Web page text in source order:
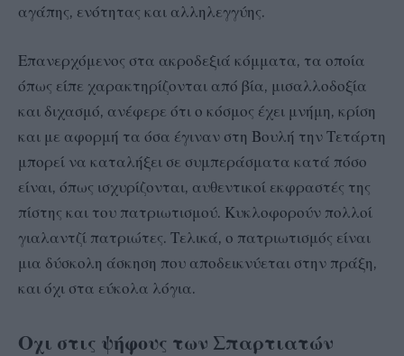
αγάπης, ενότητας και αλληλεγγύης.
Επανερχόμενος στα ακροδεξιά κόμματα, τα οποία
όπως είπε χαρακτηρίζονται από βία, μισαλλοδοξία
και διχασμό, ανέφερε ότι ο κόσμος έχει μνήμη, κρίση
και με αφορμή τα όσα έγιναν στη Βουλή την Τετάρτη
μπορεί να καταλήξει σε συμπεράσματα κατά πόσο
είναι, όπως ισχυρίζονται, αυθεντικοί εκφραστές της
πίστης και του πατριωτισμού. Κυκλοφορούν πολλοί
γιαλαντζί πατριώτες. Τελικά, ο πατριωτισμός είναι
μια δύσκολη άσκηση που αποδεικνύεται στην πράξη,
και όχι στα εύκολα λόγια.
Οχι στις ψήφους των Σπαρτιατών